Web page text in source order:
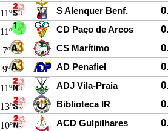
11º S Alenquer Benf.
11º CD Paço de Arcos
7º CS Marítimo
9º AD Penafiel
11º ADJ Vila-Praia
13º Biblioteca IR
10º ACD Gulpilhares